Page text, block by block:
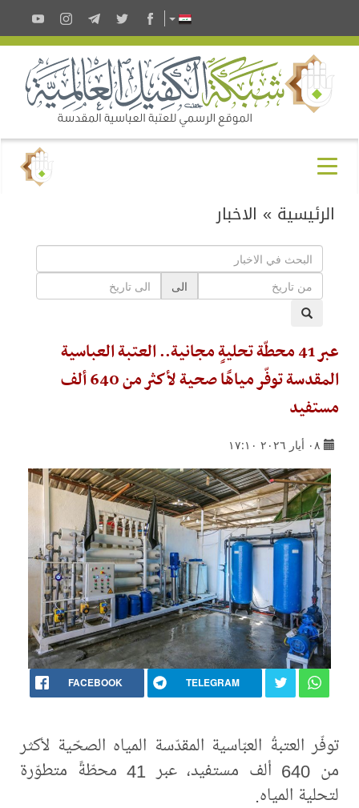
الرئيسية » الاخبار
الى
عبر 41 محطّة تحليةٍ مجانية.. العتبة العباسية
المقدسة توفّر مياهًا صحية لأكثر من 640 ألف
مستفيد
٠٨ أيار ٢٠٢٦ ١٧:١٠
FACEBOOK TELEGRAM
توفّر العتبةُ العبّاسية المقدّسة المياه الصحّية لأكثر
من 640 ألف مستفيد، عبر 41 محطّةً متطوّرة
لتحلية المياه.